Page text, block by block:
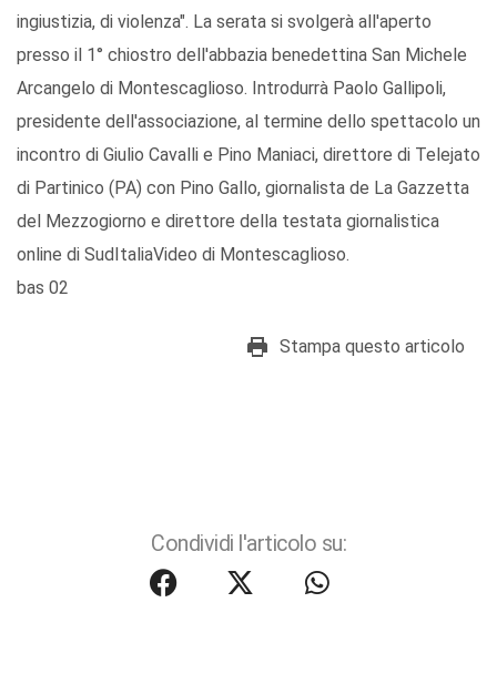
ingiustizia, di violenza". La serata si svolgerà all'aperto
presso il 1° chiostro dell'abbazia benedettina San Michele
Arcangelo di Montescaglioso. Introdurrà Paolo Gallipoli,
presidente dell'associazione, al termine dello spettacolo un
incontro di Giulio Cavalli e Pino Maniaci, direttore di Telejato
di Partinico (PA) con Pino Gallo, giornalista de La Gazzetta
del Mezzogiorno e direttore della testata giornalistica
online di SudItaliaVideo di Montescaglioso.
bas 02
Stampa questo articolo
Condividi l'articolo su: